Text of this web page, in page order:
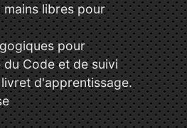
libres pour
pour
Code et de suivi
d'apprentissage.